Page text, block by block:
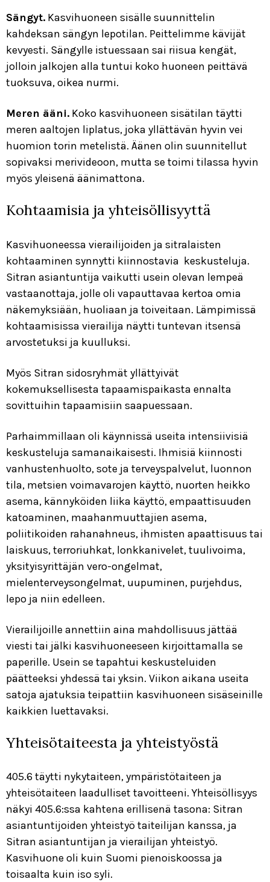
Teokset
Info & CV
Yhteystiedot
Sängyt. Kasvihuoneen sisälle suunnittelin
kahdeksan sängyn lepotilan. Peittelimme kävijät
kevyesti. Sängylle istuessaan sai riisua kengät,
jolloin jalkojen alla tuntui koko huoneen peittävä
tuoksuva, oikea nurmi.
Meren ääni. Koko kasvihuoneen sisätilan täytti
meren aaltojen liplatus, joka yllättävän hyvin vei
huomion torin metelistä. Äänen olin suunnitellut
sopivaksi merivideoon, mutta se toimi tilassa hyvin
myös yleisenä äänimattona.
Kohtaamisia ja yhteisöllisyyttä
Kasvihuoneessa vierailijoiden ja sitralaisten
kohtaaminen synnytti kiinnostavia keskusteluja.
Sitran asiantuntija vaikutti usein olevan lempeä
vastaanottaja, jolle oli vapauttavaa kertoa omia
näkemyksiään, huoliaan ja toiveitaan. Lämpimissä
kohtaamisissa vierailija näytti tuntevan itsensä
arvostetuksi ja kuulluksi.
Myös Sitran sidosryhmät yllättyivät
kokemuksellisesta tapaamispaikasta ennalta
sovittuihin tapaamisiin saapuessaan.
Parhaimmillaan oli käynnissä useita intensiivisiä
keskusteluja samanaikaisesti. Ihmisiä kiinnosti
vanhustenhuolto, sote ja terveyspalvelut, luonnon
tila, metsien voimavarojen käyttö, nuorten heikko
asema, kännyköiden liika käyttö, empaattisuuden
katoaminen, maahanmuuttajien asema,
poliitikoiden rahanahneus, ihmisten apaattisuus tai
laiskuus, terroriuhkat, lonkkanivelet, tuulivoima,
yksityisyrittäjän vero-ongelmat,
mielenterveysongelmat, uupuminen, purjehdus,
lepo ja niin edelleen.
Vierailijoille annettiin aina mahdollisuus jättää
viesti tai jälki kasvihuoneeseen kirjoittamalla se
paperille. Usein se tapahtui keskusteluiden
päätteeksi yhdessä tai yksin. Viikon aikana useita
satoja ajatuksia teipattiin kasvihuoneen sisäseinille
kaikkien luettavaksi.
Yhteisötaiteesta ja yhteistyöstä
405.6 täytti nykytaiteen, ympäristötaiteen ja
yhteisötaiteen laadulliset tavoitteeni. Yhteisöllisyys
näkyi 405.6:ssa kahtena erillisenä tasona: Sitran
asiantuntijoiden yhteistyö taiteilijan kanssa, ja
Sitran asiantuntijan ja vierailijan yhteistyö.
Kasvihuone oli kuin Suomi pienoiskoossa ja
toisaalta kuin iso syli.